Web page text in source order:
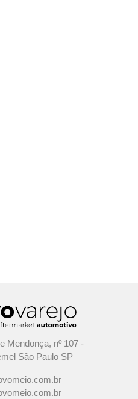
Mendonça, nº 107 -
São Paulo SP